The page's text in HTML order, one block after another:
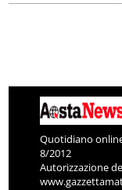
Quotidiano
8/2012
Autorizzazione